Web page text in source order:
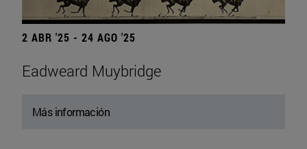
2 ABR '25 - 24 AGO '25
Eadweard Muybridge
Más información